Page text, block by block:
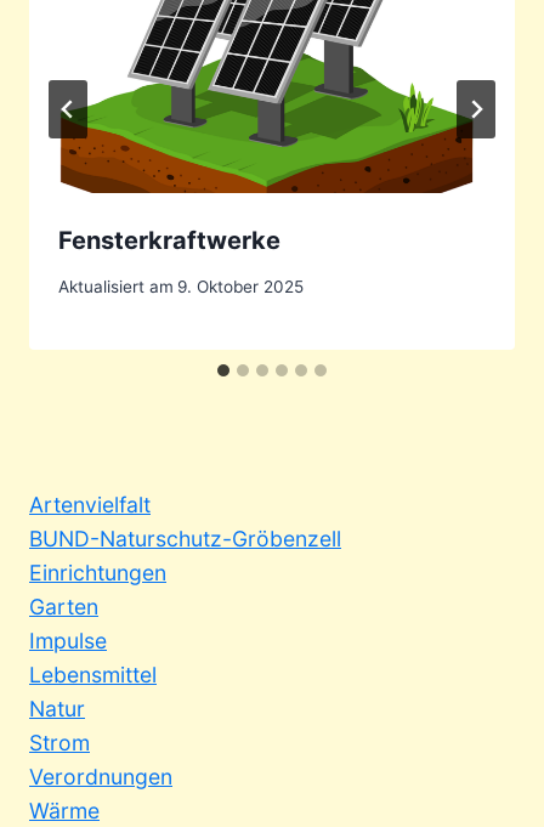
Fensterkraftwerke
Aktualisiert am 9. Oktober 2025
Artenvielfalt
BUND-Naturschutz-Gröbenzell
Einrichtungen
Garten
Impulse
Lebensmittel
Natur
Strom
Verordnungen
Wärme